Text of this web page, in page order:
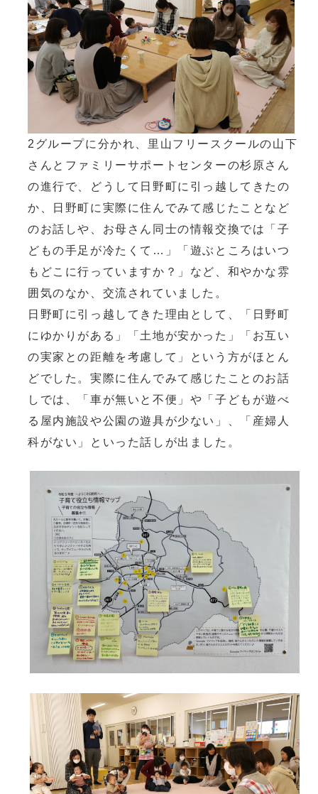
2グループに分かれ、里山フリースクールの山下
さんとファミリーサポートセンターの杉原さん
の進行で、どうして日野町に引っ越してきたの
か、日野町に実際に住んでみて感じたことなど
のお話しや、お母さん同士の情報交換では「子
どもの手足が冷たくて…」「遊ぶところはいつ
もどこに行っていますか？」など、和やかな雰
囲気のなか、交流されていました。
日野町に引っ越してきた理由として、「日野町
にゆかりがある」「土地が安かった」「お互い
の実家との距離を考慮して」という方がほとん
どでした。実際に住んでみて感じたことのお話
しでは、「車が無いと不便」や「子どもが遊べ
る屋内施設や公園の遊具が少ない」、「産婦人
科がない」といった話しが出ました。